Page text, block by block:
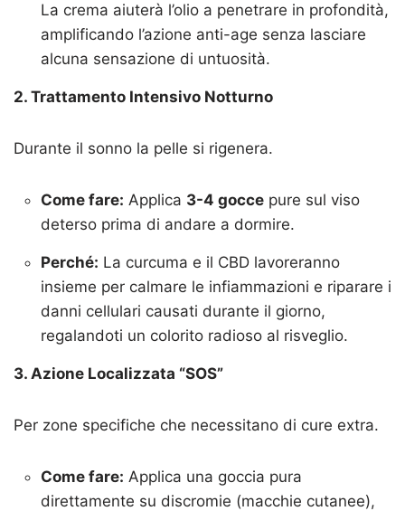
La crema aiuterà l’olio a penetrare in profondità,
amplificando l’azione anti-age senza lasciare
alcuna sensazione di untuosità.
2. Trattamento Intensivo Notturno
Durante il sonno la pelle si rigenera.
Come fare: Applica 3-4 gocce pure sul viso
deterso prima di andare a dormire.
Perché: La curcuma e il CBD lavoreranno
insieme per calmare le infiammazioni e riparare i
danni cellulari causati durante il giorno,
regalandoti un colorito radioso al risveglio.
3. Azione Localizzata “SOS”
Per zone specifiche che necessitano di cure extra.
Come fare: Applica una goccia pura
direttamente su discromie (macchie cutanee),